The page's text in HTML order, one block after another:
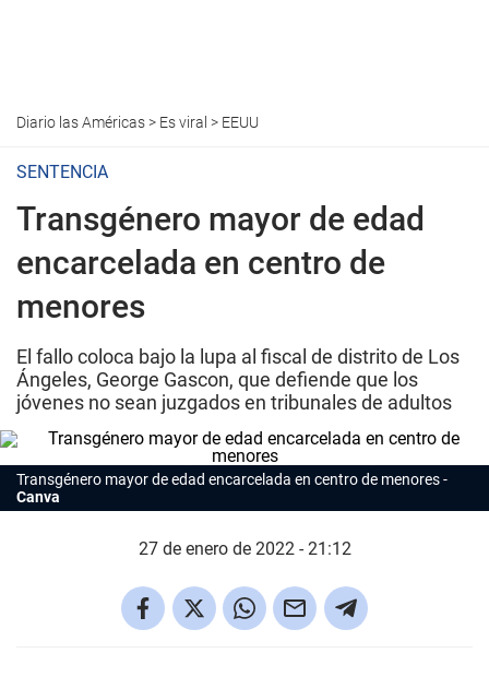
Diario las Américas> Es viral > EEUU
SENTENCIA
Transgénero mayor de edad
encarcelada en centro de
menores
El fallo coloca bajo la lupa al fiscal de distrito de Los
Ángeles, George Gascon, que defiende que los
jóvenes no sean juzgados en tribunales de adultos
Transgénero mayor de edad encarcelada en centro de menores
Canva
27 de enero de 2022 - 21:12